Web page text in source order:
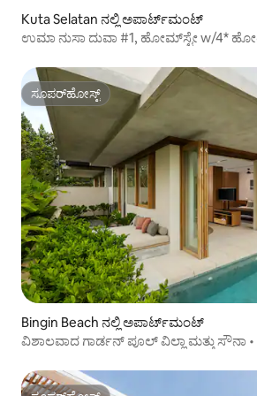
Kuta Selatan ನಲ್ಲಿ ಅಪಾರ್ಟ್‌ಮಂಟ್
ಉಮಾ ನುಸಾ ದುವಾ #1, ಹೋಮ್‌ಸ್ಟೇ w/4*
ಸೂಪರ್‌ಹೋಸ್ಟ್
ಸೂಪರ್‌ಹೋಸ್ಟ್
Bingin Beach ನಲ್ಲಿ ಅಪಾರ್ಟ್‌ಮಂಟ್
ವಿಶಾಲವಾದ ಗಾರ್ಡನ್ ಪೂಲ್ ವಿಲ್ಲಾ ಮತ್ತು ಸೌನಾ